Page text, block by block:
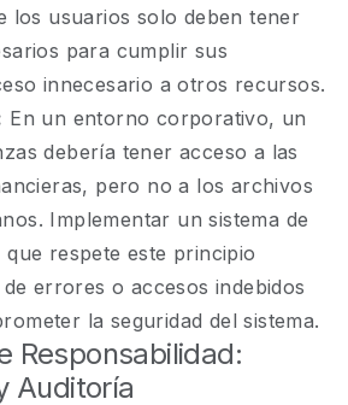
los usuarios solo deben tener
para cumplir sus
innecesario a otros recursos.
En un entorno corporativo, un
debería tener acceso a las
pero no a los archivos
Implementar un sistema de
respete este principio
errores o accesos indebidos
la seguridad del sistema.
Responsabilidad:
Auditoría